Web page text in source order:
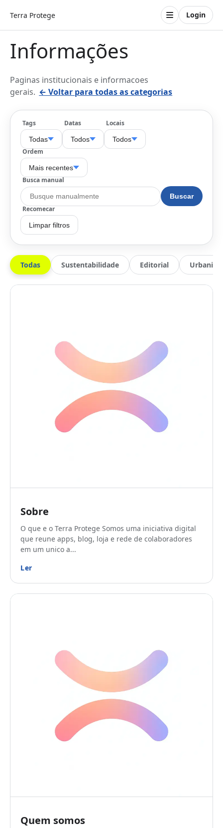
Terra Protege Login
Informações
Paginas institucionais e informacoes
gerais. ← Voltar para todas as categorias
Tags
Todas
Datas
Todos
Locais
Todos
Ordem
Mais recentes
Busca manual
Buscar
Recomecar
Limpar filtros
Todas Sustentabilidade Editorial
Sobre
O que e o Terra Protege Somos uma iniciativa digital
que reune apps, blog, loja e rede de colaboradores
em um unico a...
Ler
Quem somos